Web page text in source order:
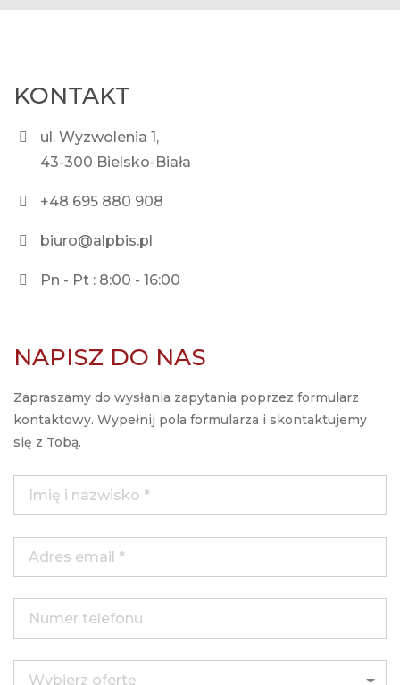
KONTAKT
ul. Wyzwolenia 1,
43-300 Bielsko-Biała
+48 695 880 908
biuro@alpbis.pl
Pn - Pt : 8:00 - 16:00
NAPISZ DO NAS
Zapraszamy do wysłania zapytania poprzez formularz
kontaktowy. Wypełnij pola formularza i skontaktujemy
się z Tobą.